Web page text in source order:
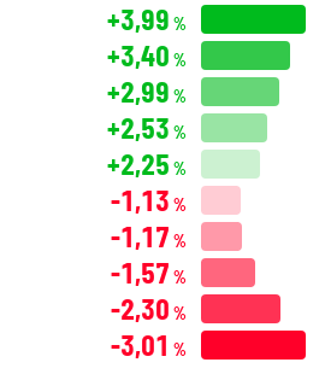
+3,99 %
+3,40 %
+2,99 %
+2,53 %
+2,25 %
-1,13 %
-1,17 %
-1,57 %
-2,30 %
-3,01 %